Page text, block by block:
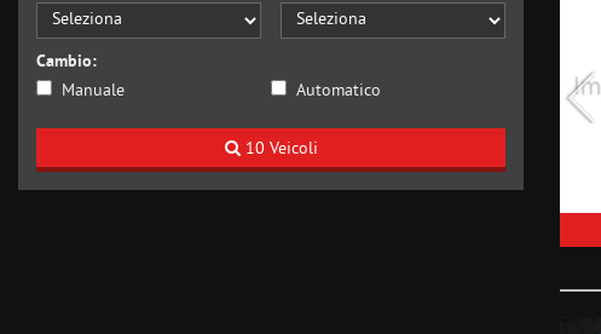
Cambio:
Manuale
Automatico
10 Veicoli